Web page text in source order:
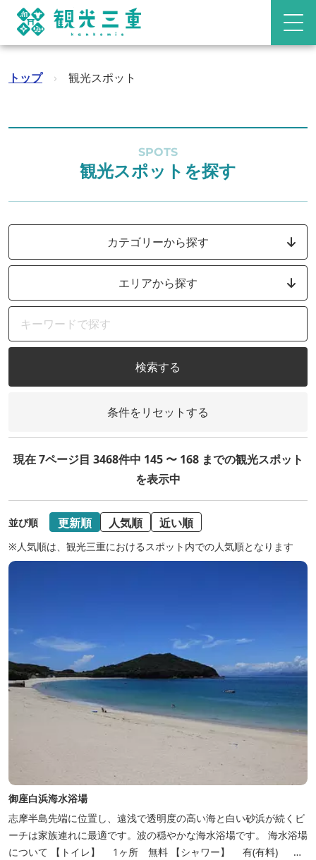
トップ › 観光スポット
SPOTS
観光スポットを探す
カテゴリーから探す
エリアから探す
検索する
条件をリセットする
現在 7ページ目 3468件中 145 〜 168 までの観光スポット
を表示中
並び順 更新順 人気順 近い順
※人気順は、観光三重におけるスポット内での人気順となります
御座白浜海水浴場
志摩半島先端に位置し、遠浅で透明度の高い海と白い砂浜が続くビ
ーチは家族連れに最適です。波の穏やかな海水浴場です。 海水浴場
について 【トイレ】 1ヶ所 無料 【シャワー】 有(有料) ※